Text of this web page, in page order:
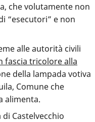
che volutamente non
“esecutori” e non
alle autorità civili
fascia tricolore alla
della lampada votiva
Comune che
alimenta.
Castelvecchio